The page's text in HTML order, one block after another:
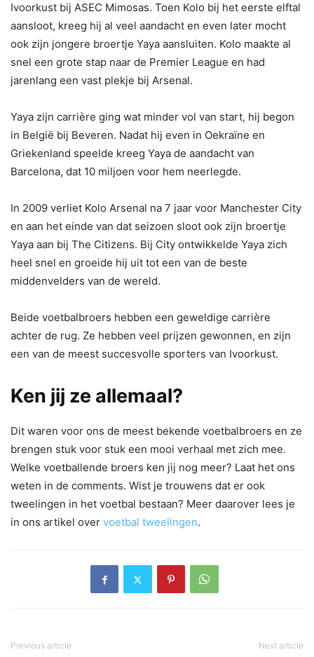
Ivoorkust bij ASEC Mimosas. Toen Kolo bij het eerste elftal
aansloot, kreeg hij al veel aandacht en even later mocht
ook zijn jongere broertje Yaya aansluiten. Kolo maakte al
snel een grote stap naar de Premier League en had
jarenlang een vast plekje bij Arsenal.
Yaya zijn carrière ging wat minder vol van start, hij begon
in België bij Beveren. Nadat hij even in Oekraïne en
Griekenland speelde kreeg Yaya de aandacht van
Barcelona, dat 10 miljoen voor hem neerlegde.
In 2009 verliet Kolo Arsenal na 7 jaar voor Manchester City
en aan het einde van dat seizoen sloot ook zijn broertje
Yaya aan bij The Citizens. Bij City ontwikkelde Yaya zich
heel snel en groeide hij uit tot een van de beste
middenvelders van de wereld.
Beide voetbalbroers hebben een geweldige carrière
achter de rug. Ze hebben veel prijzen gewonnen, en zijn
een van de meest succesvolle sporters van Ivoorkust.
Ken jij ze allemaal?
Dit waren voor ons de meest bekende voetbalbroers en ze
brengen stuk voor stuk een mooi verhaal met zich mee.
Welke voetballende broers ken jij nog meer? Laat het ons
weten in de comments. Wist je trouwens dat er ook
tweelingen in het voetbal bestaan? Meer daarover lees je
in ons artikel over voetbal tweelingen.
Previous article Next article